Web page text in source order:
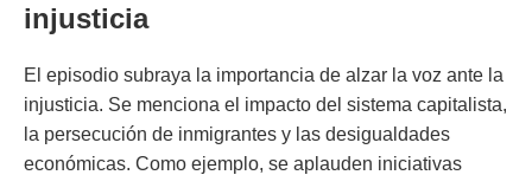
injusticia
El episodio subraya la importancia de alzar la voz ante la
injusticia. Se menciona el impacto del sistema capitalista,
la persecución de inmigrantes y las desigualdades
económicas. Como ejemplo, se aplauden iniciativas